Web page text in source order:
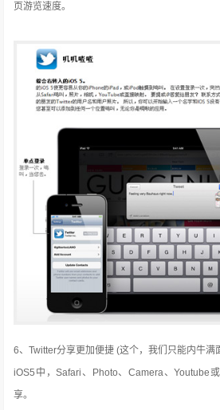
页游览速度。
6、Twitter分享更加便捷 (这个，我们只能内牛满
iOS5中，Safari、Photo、Camera、Youtube
享。